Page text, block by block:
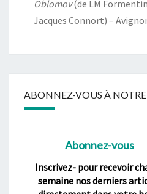
Oblomov(de LM
Jacques Connort) –
ABONNEZ-VOUS À
Abonnez-vous
Inscrivez- pour recevoir
semaine nos derniers